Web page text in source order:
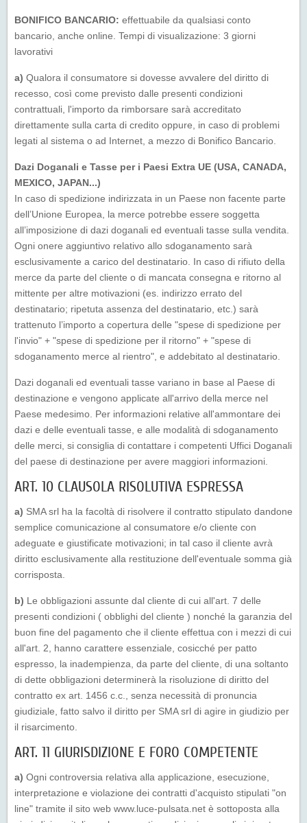
BONIFICO BANCARIO: effettuabile da qualsiasi conto
bancario, anche online. Tempi di visualizazione: 3 giorni
lavorativi
a) Qualora il consumatore si dovesse avvalere del diritto di
recesso, così come previsto dalle presenti condizioni
contrattuali, l'importo da rimborsare sarà accreditato
direttamente sulla carta di credito oppure, in caso di problemi
legati al sistema o ad Internet, a mezzo di Bonifico Bancario.
Dazi Doganali e Tasse per i Paesi Extra UE (USA, CANADA,
MEXICO, JAPAN...)
In caso di spedizione indirizzata in un Paese non facente parte
dell’Unione Europea, la merce potrebbe essere soggetta
all’imposizione di dazi doganali ed eventuali tasse sulla vendita.
Ogni onere aggiuntivo relativo allo sdoganamento sarà
esclusivamente a carico del destinatario. In caso di rifiuto della
merce da parte del cliente o di mancata consegna e ritorno al
mittente per altre motivazioni (es. indirizzo errato del
destinatario; ripetuta assenza del destinatario, etc.) sarà
trattenuto l’importo a copertura delle "spese di spedizione per
l'invio" + "spese di spedizione per il ritorno" + "spese di
sdoganamento merce al rientro", e addebitato al destinatario.
Dazi doganali ed eventuali tasse variano in base al Paese di
destinazione e vengono applicate all'arrivo della merce nel
Paese medesimo. Per informazioni relative all'ammontare dei
dazi e delle eventuali tasse, e alle modalità di sdoganamento
delle merci, si consiglia di contattare i competenti Uffici Doganali
del paese di destinazione per avere maggiori informazioni.
ART. 10 CLAUSOLA RISOLUTIVA ESPRESSA
a) SMA srl ha la facoltà di risolvere il contratto stipulato dandone
semplice comunicazione al consumatore e/o cliente con
adeguate e giustificate motivazioni; in tal caso il cliente avrà
diritto esclusivamente alla restituzione dell'eventuale somma già
corrisposta.
b) Le obbligazioni assunte dal cliente di cui all'art. 7 delle
presenti condizioni ( obblighi del cliente ) nonché la garanzia del
buon fine del pagamento che il cliente effettua con i mezzi di cui
all'art. 2, hanno carattere essenziale, cosicché per patto
espresso, la inadempienza, da parte del cliente, di una soltanto
di dette obbligazioni determinerà la risoluzione di diritto del
contratto ex art. 1456 c.c., senza necessità di pronuncia
giudiziale, fatto salvo il diritto per SMA srl di agire in giudizio per
il risarcimento.
ART. 11 GIURISDIZIONE E FORO COMPETENTE
a) Ogni controversia relativa alla applicazione, esecuzione,
interpretazione e violazione dei contratti d'acquisto stipulati "on
line" tramite il sito web www.luce-pulsata.net è sottoposta alla